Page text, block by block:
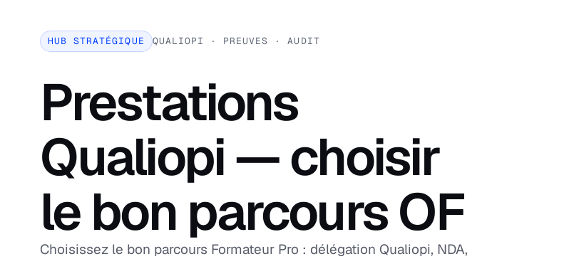
HUB STRATÉGIQUE QUALIOPI · PREUVES · AUDIT
Prestations
Qualiopi — choisir
le bon parcours OF
Choisissez le bon parcours Formateur Pro : délégation Qualiopi, NDA,